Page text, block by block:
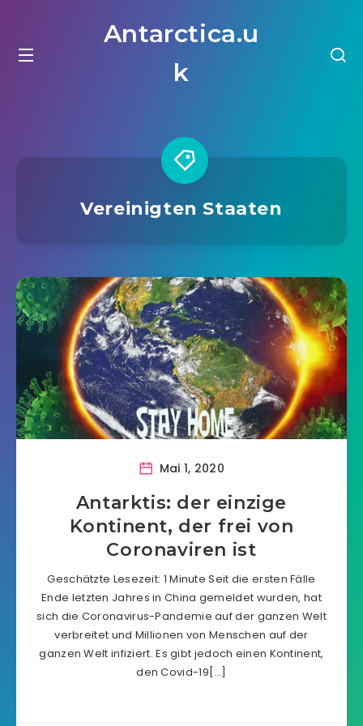
Antarctica.u
k
Vereinigten Staaten
Mai 1, 2020
Antarktis: der einzige
Kontinent, der frei von
Coronaviren ist
Geschätzte Lesezeit: 1 Minute Seit die ersten Fälle
Ende letzten Jahres in China gemeldet wurden, hat
sich die Coronavirus-Pandemie auf der ganzen Welt
verbreitet und Millionen von Menschen auf der
ganzen Welt infiziert. Es gibt jedoch einen Kontinent,
den Covid-19[…]